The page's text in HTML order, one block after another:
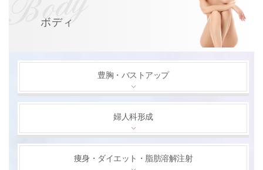
ボディ
豊胸・バストアップ
婦人科形成
痩身・ダイエット・脂肪溶解注射